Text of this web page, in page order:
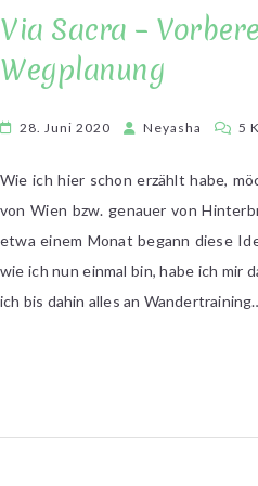
Via Sacra –
Wegplanung
28. Juni 2020 Neyasha 5
Wie ich hier schon erzählt habe,
von Wien bzw. genauer von
etwa einem Monat begann diese
wie ich nun einmal bin, habe ich mir
ich bis dahin alles an